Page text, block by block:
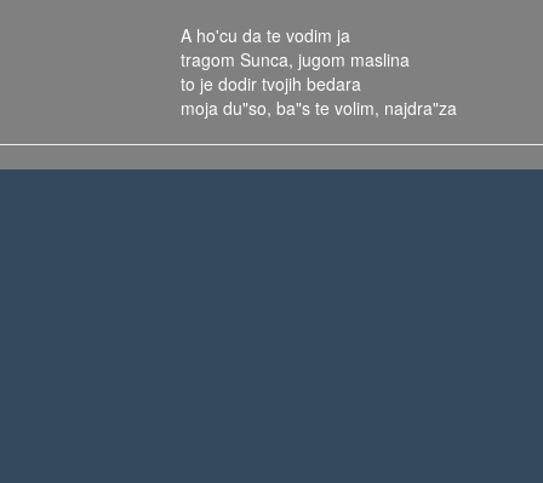
A ho'cu da te vodim ja
tragom Sunca, jugom maslina
to je dodir tvojih bedara
moja du"so, ba"s te volim, najdra"za